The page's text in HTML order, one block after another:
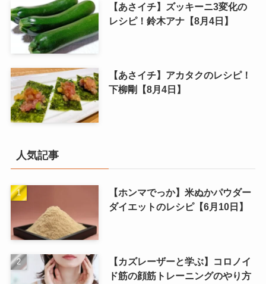
【あさイチ】ズッキーニ3変化の
レシピ！鈴木アナ【8月4日】
【あさイチ】アカタクのレシピ！
下柳剛【8月4日】
人気記事
【ホンマでっか】米ぬかパウダー
ダイエットのレシピ【6月10日】
【カズレーザーと学ぶ】コロノイ
ド筋の顔筋トレーニングのやり方